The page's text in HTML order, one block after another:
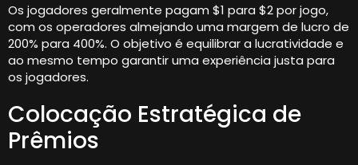
Os jogadores geralmente pagam $1 para $2 por jogo,
com os operadores almejando uma margem de lucro de
200% para 400%. O objetivo é equilibrar a lucratividade e
ao mesmo tempo garantir uma experiência justa para
os jogadores.
Colocação Estratégica de
Prêmios